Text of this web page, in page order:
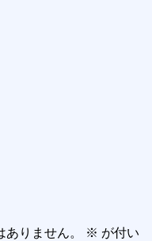
りません。 ※ が付い